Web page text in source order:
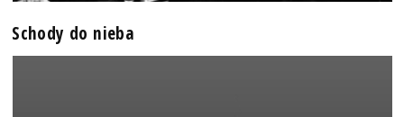
Schody do nieba